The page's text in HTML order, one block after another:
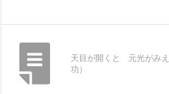
天目が開くと 元光がみ
功）